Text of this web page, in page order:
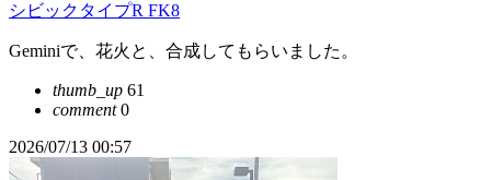
シビックタイプR FK8
Geminiで、花火と、合成してもらいました。
thumb_up 61
comment0
2026/07/13 00:57